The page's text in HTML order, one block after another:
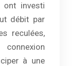
ont investi
débit par
reculées,
à une